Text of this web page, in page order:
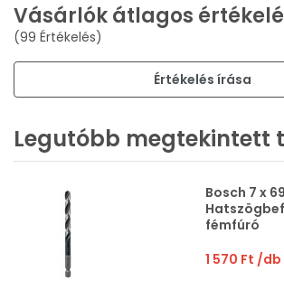
Vásárlók átlagos
(99 Értékelés)
Értékelés írása
Legutóbb megtekintett
Bosch 7 x
fémfúró
1 570 Ft /db